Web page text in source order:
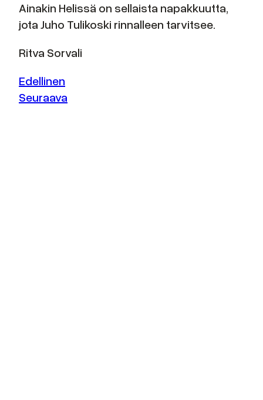
Ainakin Helissä on sellaista napakkuutta,
jota Juho Tulikoski rinnalleen tarvitsee.
Ritva Sorvali
Edellinen
Seuraava